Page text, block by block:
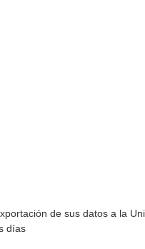
de sus datos a la
días